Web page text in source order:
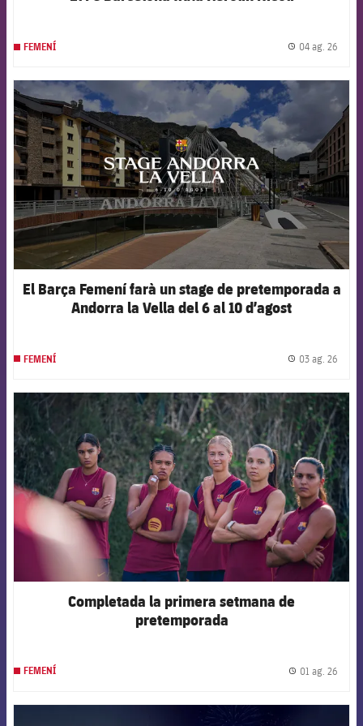
FEMENÍ 04 ag. 26
FCB Barcelona badge
El Barça Femení farà un stage de pretemporada a
Andorra la Vella del 6 al 10 d’agost
FEMENÍ 03 ag. 26
FCB Barcelona badge
Completada la primera setmana de
pretemporada
FEMENÍ 01 ag. 26
FCB Barcelona badge